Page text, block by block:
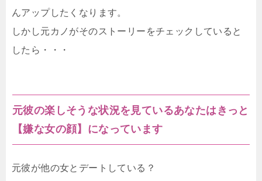
んアップしたくなります。
しかし元カノがそのストーリーをチェックしていると
したら・・・
元彼の楽しそうな状況を見ているあなたはきっと
【嫌な女の顔】になっています
元彼が他の女とデートしている？